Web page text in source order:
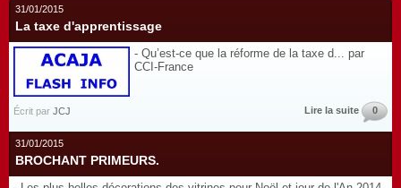
31/01/2015
La taxe d'apprentissage
- Qu’est-ce que la réforme de la taxe d... par
CCI-France
Écrit par JCJ Lire la suite 0
31/01/2015
BROCHANT PRIMEURS.